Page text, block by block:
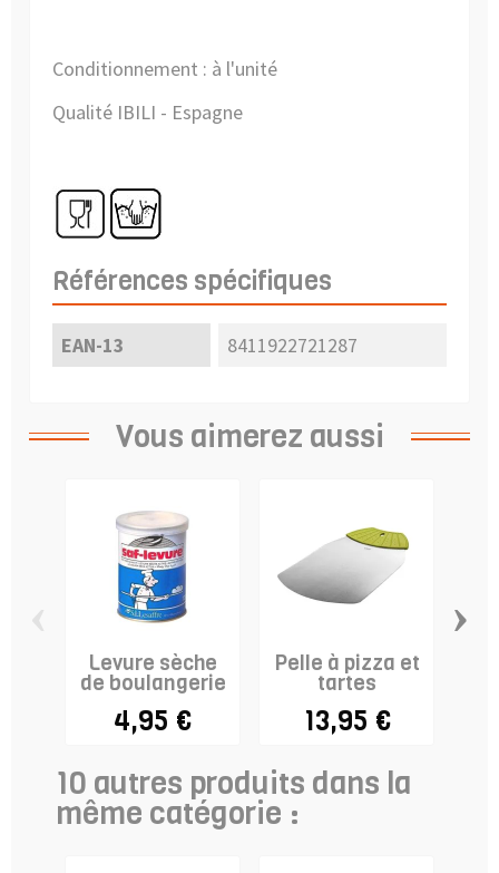
Conditionnement : à l'unité
Qualité IBILI - Espagne
Références spécifiques
EAN-13 8411922721287
Vous aimerez aussi
Levure sèche
de boulangerie
4,95 €
Pelle à pizza et
tartes
13,95 €
›
10 autres produits dans la
même catégorie :